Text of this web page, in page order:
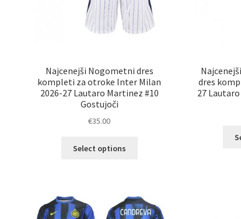
Najcenejši Nogometni dres
kompleti za otroke Inter Milan
2026-27 Lautaro Martinez #10
Gostujoči
€35.00
Select options
različic.
Možnosti
dres
27